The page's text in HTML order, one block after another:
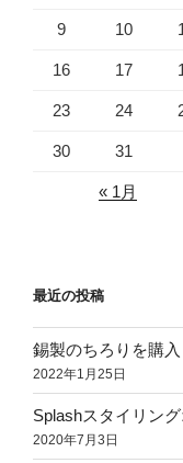
9 10
16 17
23 24
30 31
« 1月
最近の投稿
錫製のちろりを購
2022年1月25日
Splashスタイリン
2020年7月3日